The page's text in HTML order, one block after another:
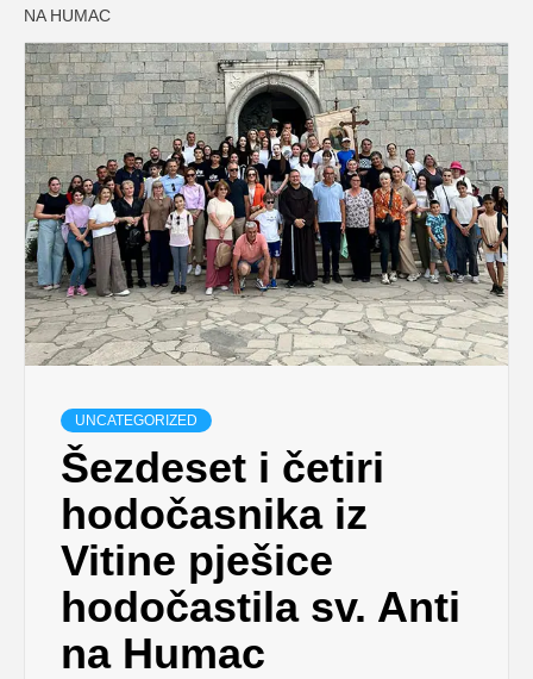
NA HUMAC
UNCATEGORIZED
Šezdeset i četiri
hodočasnika iz
Vitine pješice
hodočastila sv. Anti
na Humac